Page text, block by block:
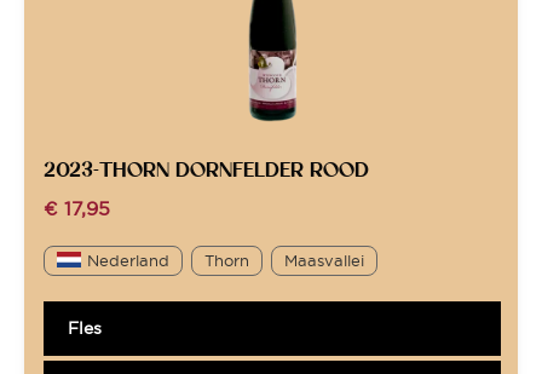
2023-THORN DORNFELDER ROOD
€ 17,95
Nederland Thorn Maasvallei
Fles